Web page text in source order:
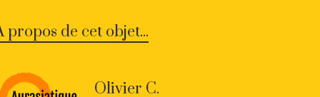
propos de cet objet...
Olivier C.